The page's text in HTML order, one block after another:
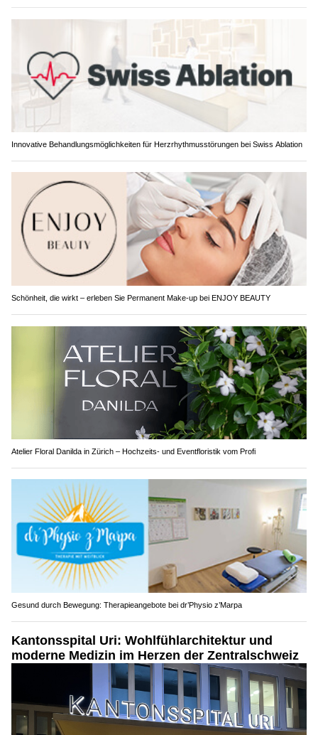
Innovative Behandlungsmöglichkeiten für Herzrhythmusstörungen bei Swiss Ablation
Schönheit, die wirkt – erleben Sie Permanent Make-up bei ENJOY BEAUTY
Atelier Floral Danilda in Zürich – Hochzeits- und Eventfloristik vom Profi
Gesund durch Bewegung: Therapieangebote bei dr’Physio z’Marpa
Kantonsspital Uri: Wohlfühlarchitektur und
moderne Medizin im Herzen der Zentralschweiz